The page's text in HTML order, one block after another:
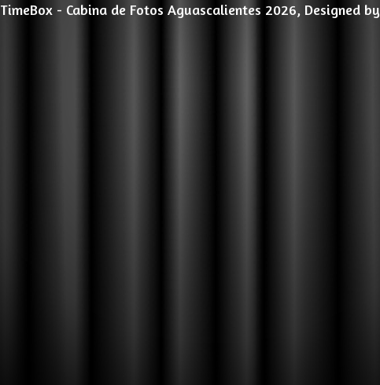
TimeBox - Cabina de Fotos Aguascalientes 2026, Designed by